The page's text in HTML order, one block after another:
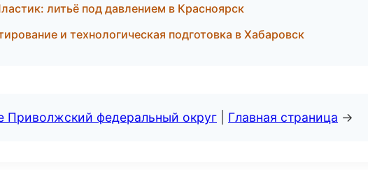
литьё под давлением в Красноярск
и технологическая подготовка в Хабаровск
Приволжский федеральный округ Главная страница →